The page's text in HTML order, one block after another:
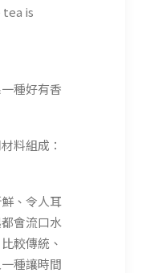
is
種好有香
料組成：
、令人耳
會流口水
較傳統、
種讓時間